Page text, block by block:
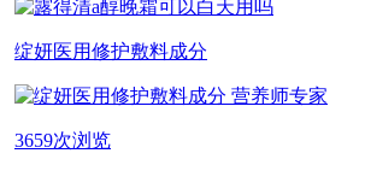
绽妍医用修护敷料成分
营养师专家
3659次浏览